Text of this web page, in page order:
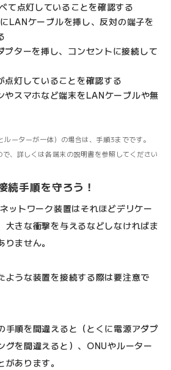
て点灯していることを確認する
LANケーブルを挿し、反対の端子を
プターを挿し、コンセントに接続して
点灯していることを確認する
やスマホなど端末をLANケーブルや無
ーターが一体）の場合は、手順3までです。
、詳しくは各端末の説明書を参照してください
続手順を守ろう！
ットワーク装置はそれほどデリケー
大きな衝撃を与えるなどしなければま
ません。
ような装置を接続する際は要注意で
手順を間違えると（とくに電源アダプ
グを間違えると）、ONUやルーター
あります。